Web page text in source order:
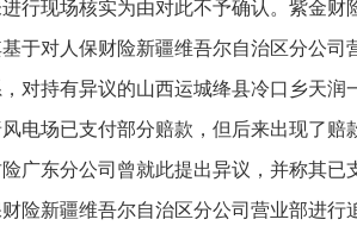
行现场核实为由对此不予确认。紫金财
于对人保财险新疆维吾尔自治区分公司
对持有异议的山西运城绛县冷口乡天润
电场已支付部分赔款，但后来出现了赔
广东分公司曾就此提出异议，并称其已
险新疆维吾尔自治区分公司营业部进行